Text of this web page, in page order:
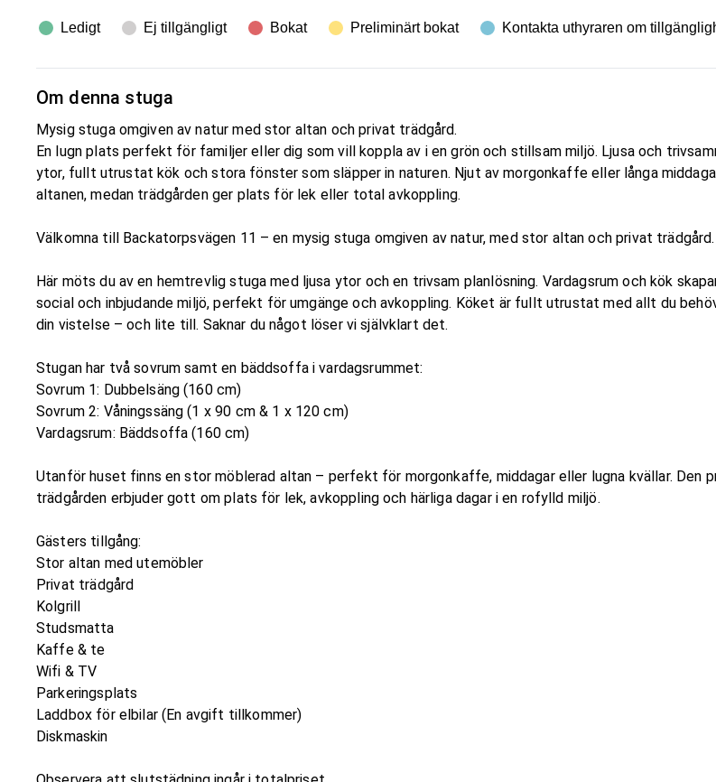
Ledigt Ej tillgängligt Bokat Preliminärt bokat Kontakta uthyraren om
Om denna stuga
Mysig stuga omgiven av natur med stor altan och privat trädgård.
En lugn plats perfekt för familjer eller dig som vill koppla av i en grön och stillsam miljö. Ljusa och
ytor, fullt utrustat kök och stora fönster som släpper in naturen. Njut av morgonkaffe eller långa
altanen, medan trädgården ger plats för lek eller total avkoppling.
Välkomna till Backatorpsvägen 11 – en mysig stuga omgiven av natur, med stor altan och privat trädgård.
Här möts du av en hemtrevlig stuga med ljusa ytor och en trivsam planlösning. Vardagsrum och kök
social och inbjudande miljö, perfekt för umgänge och avkoppling. Köket är fullt utrustat med allt du
din vistelse – och lite till. Saknar du något löser vi självklart det.
Stugan har två sovrum samt en bäddsoffa i vardagsrummet:
Sovrum 1: Dubbelsäng (160 cm)
Sovrum 2: Våningssäng (1 x 90 cm & 1 x 120 cm)
Vardagsrum: Bäddsoffa (160 cm)
Utanför huset finns en stor möblerad altan – perfekt för morgonkaffe, middagar eller lugna kvällar. Den
trädgården erbjuder gott om plats för lek, avkoppling och härliga dagar i en rofylld miljö.
Gästers tillgång:
Stor altan med utemöbler
Privat trädgård
Kolgrill
Studsmatta
Kaffe & te
Wifi & TV
Parkeringsplats
Laddbox för elbilar (En avgift tillkommer)
Diskmaskin